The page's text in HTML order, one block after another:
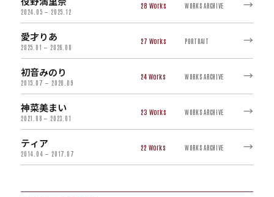
2024.05 — 2025.12
28 WORKS ARCHIVE →
愛才りあ
2025.01 — 2026.08
27 PORTRAIT →
初音みのり
2015.07 — 2020.09
24 WORKS ARCHIVE →
神菜美まい
2021.08 — 2023.01
23 WORKS ARCHIVE →
ティア
2014.04 — 2017.07
22 WORKS ARCHIVE →